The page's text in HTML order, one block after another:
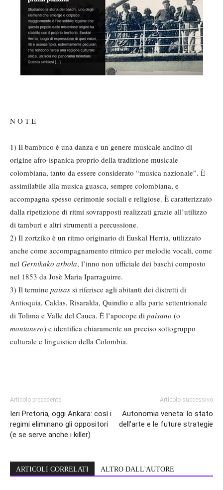
N O T E
1) Il bambuco è una danza e un genere musicale andino di
origine afro-ispanica proprio della tradizione musicale
colombiana, tanto da essere considerato “musica nazionale”. È
assimilabile alla musica guasca, sempre colombiana, e
accompagna spesso cerimonie sociali e religiose. È caratterizzato
dalla ripetizione di ritmi sovrapposti realizzati grazie all’utilizzo
di tamburi e altri strumenti a percussione.
2) Il zortziko è un ritmo originario di Euskal Herria, utilizzato
anche come accompagnamento ritmico per melodie vocali, come
nel Gernikako arbola, l’inno non ufficiale dei baschi composto
nel 1853 da Josè Marìa Iparraguirre.
3) Il termine paisas si riferisce agli abitanti dei distretti di
Antioquia, Caldas, Risaralda, Quindìo e alla parte settentrionale
di Tolima e Valle del Cauca. È l’apocope di paisano (o
montanero) e identifica chiaramente un preciso sottogruppo
culturale e linguistico della Colombia.
Articolo precedente
Ieri Pretoria, oggi Ankara: così i
regimi eliminano gli oppositori
(e se serve anche i killer)
Articolo successivo
Autonomia veneta: lo stato
dell’arte e le future strategie
ARTICOLI CORRELATI ALTRO DALL'AUTORE